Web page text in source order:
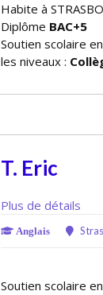
Habite à
Diplôme BAC+5
Soutien scolaire
les niveaux :
T. Eric
Plus de détails
Anglais
Soutien scolaire